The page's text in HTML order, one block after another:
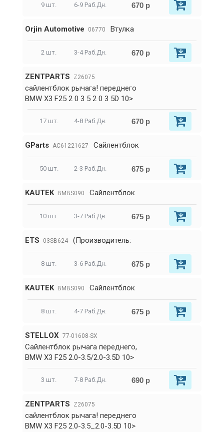
9 шт. 6-9 Раб.Дн. 670 р
Orjin Automotive 06770 Втулка
2 шт. 3-4 Раб.Дн. 670 р
ZENTPARTS Z26075
сайлентблок рычага! переднего
BMW X3 F25 2 0 3 5 2 0 3 5D 10>
17 шт. 4-8 Раб.Дн. 670 р
GParts AC61221627 Сайлентблок
50 шт. 2-3 Раб.Дн. 675 р
KAUTEK BMBS090 Сайлентблок
10 шт. 3-7 Раб.Дн. 675 р
ETS 03SB624 (Производитель:
8 шт. 3-6 Раб.Дн. 675 р
KAUTEK BMBS090 Сайлентблок
8 шт. 4-7 Раб.Дн. 675 р
STELLOX 77-01608-SX
Сайлентблок рычага переднего,
BMW X3 F25 2.0-3.5/2.0-3.5D 10>
3 шт. 7-8 Раб.Дн. 690 р
ZENTPARTS Z26075
сайлентблок рычага! переднего
BMW X3 F25 2.0-3.5_2.0-3.5D 10>